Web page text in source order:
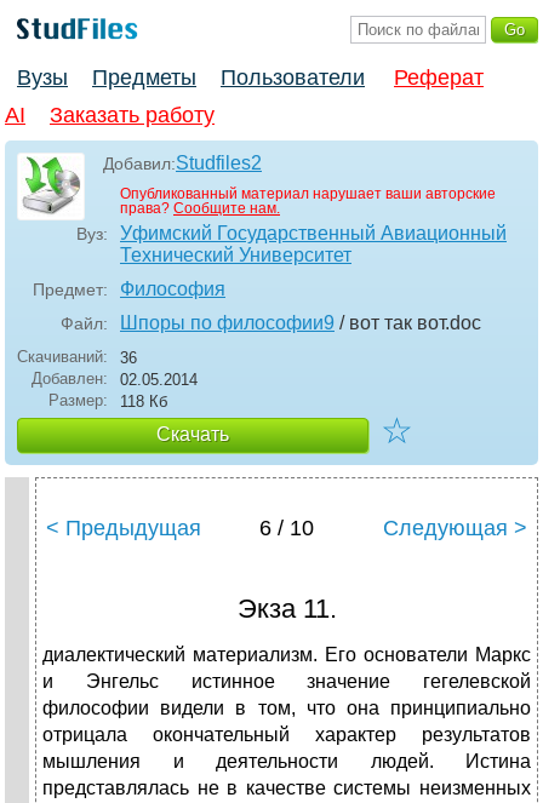
Вузы Предметы Пользователи
Реферат
AI
Заказать работу
Добавил:Studfiles2
Опубликованный материал нарушает ваши авторские
права? Сообщите нам.
Вуз:
Уфимский Государственный Авиационный
Технический Университет
Предмет: Философия
Файл: Шпоры по философии9 / вот так вот.doc
Скачиваний:
36
Добавлен:
02.05.2014
Размер:
118 Кб
Скачать ☆
< Предыдущая 6 / 10 Следующая >
Экза 11.
диалектический материализм. Его основатели Маркс
и Энгельс истинное значение гегелевской
философии видели в том, что она принципиально
отрицала окончательный характер результатов
мышления и деятельности людей. Истина
представлялась не в качестве системы неизменных